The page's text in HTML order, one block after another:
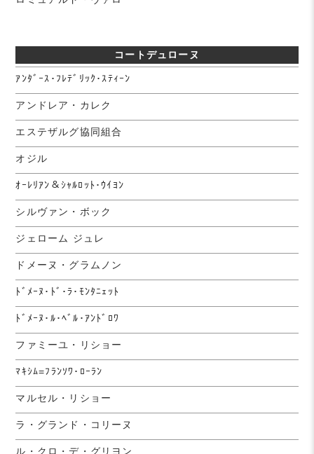
コートデュローヌ
ｱﾝﾀﾞｰｽ･ﾌﾚﾃﾞﾘｯｸ･ｽﾃｨｰﾝ
アンドレア・カレク
エステザルグ協同組合
オジル
ｵｰﾚﾘｱﾝ＆ｼｬﾙﾛｯﾄ･ｳｲﾖﾝ
シルヴァン・ボック
ジェローム ジュレ
ドメーヌ・グラムノン
ﾄﾞﾒｰﾇ･ﾄﾞ･ﾗ･ﾓﾝﾀﾆｪｯﾄ
ﾄﾞﾒｰﾇ･ﾙ･ﾍﾞﾙ･ｱﾝﾄﾞﾛﾜ
ファミーユ・リショー
ﾏｷｼﾑ=ﾌﾗﾝｿﾜ･ﾛｰﾗﾝ
マルセル・リショー
ラ・グランド・コリーヌ
ル・クロ・デ・グリヨン